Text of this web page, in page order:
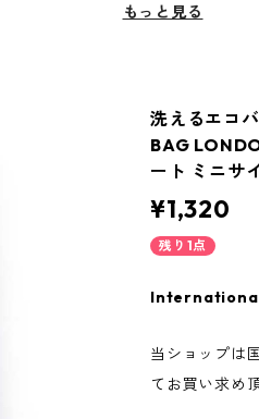
もっと見る
洗えるエコ
BAG
ート ミニサ
¥1,320
残り1点
当ショップは
てお買い求め